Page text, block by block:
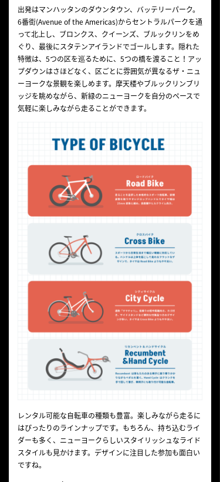
出発はマンハッタンのダウンタウン、バッテリーパーク。
6番街(Avenue of the Americas)からセントラルパークを通
って北上し、ブロンクス、クイーンズ、ブルックリンをめ
ぐり、最後にスタテンアイランドでゴールします。隠れた
特徴は、5つの区を巡るために、5つの橋を渡ること！アッ
プダウンはさほどなく、区ごとに雰囲気が異なるザ・ニュ
ーヨークな景観を楽しめます。摩天楼やブルックリンブリ
ッジを眺めながら、新緑のニューヨークを自分のペースで
気軽に楽しみながら走ることができます。
レンタル可能な自転車の種類も豊富。楽しみながら走るに
はぴったりのラインナップです。もちろん、持ち込むライ
ダーも多く、ニューヨークらしいスタイリッシュなライド
スタイルも見かけます。デザインに注目した参加も面白い
ですね。